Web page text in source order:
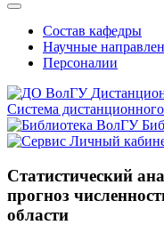
Состав кафедры
Научные
Персоналии
Система
Статистический
прогноз
области